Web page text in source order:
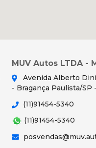
MUV Autos LTDA -
Avenida Alberto
- Bragança Paulista/SP
(11)91454-5340
(11)91454-5340